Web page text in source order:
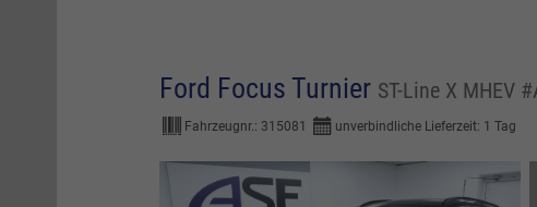
Ford Focus Turnier ST-Line X MHEV
Fahrzeugnr.: 315081 unverbindliche Lieferzeit: 1 Tag